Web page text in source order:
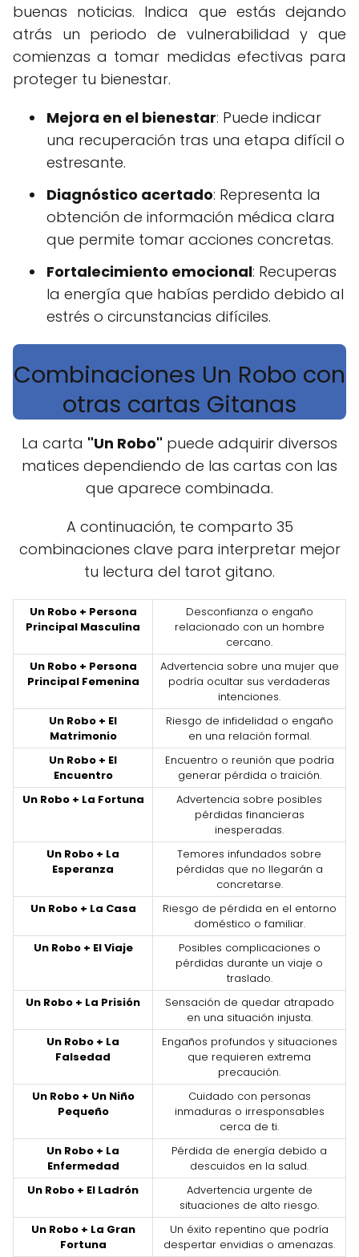
buenas noticias. Indica que estás dejando
atrás un periodo de vulnerabilidad y que
comienzas a tomar medidas efectivas para
proteger tu bienestar.
Mejora en el bienestar: Puede indicar
una recuperación tras una etapa difícil o
estresante.
Diagnóstico acertado: Representa la
obtención de información médica clara
que permite tomar acciones concretas.
Fortalecimiento emocional: Recuperas
la energía que habías perdido debido al
estrés o circunstancias difíciles.
Combinaciones Un Robo con
otras cartas Gitanas
La carta "Un Robo" puede adquirir diversos
matices dependiendo de las cartas con las
que aparece combinada.
A continuación, te comparto 35
combinaciones clave para interpretar mejor
tu lectura del tarot gitano.
Un Robo + Persona
Principal Masculina
Desconfianza o engaño
relacionado con un hombre
cercano.
Un Robo + Persona
Principal Femenina
Advertencia sobre una mujer que
podría ocultar sus verdaderas
intenciones.
Un Robo + El
Matrimonio
Riesgo de infidelidad o engaño
en una relación formal.
Un Robo + El
Encuentro
Encuentro o reunión que podría
generar pérdida o traición.
Un Robo + La Fortuna
Advertencia sobre posibles
pérdidas financieras
inesperadas.
Un Robo + La
Esperanza
Temores infundados sobre
pérdidas que no llegarán a
concretarse.
Un Robo + La Casa
Riesgo de pérdida en el entorno
doméstico o familiar.
Un Robo + El Viaje
Posibles complicaciones o
pérdidas durante un viaje o
traslado.
Un Robo + La Prisión
Sensación de quedar atrapado
en una situación injusta.
Un Robo + La
Falsedad
Engaños profundos y situaciones
que requieren extrema
precaución.
Un Robo + Un Niño
Pequeño
Cuidado con personas
inmaduras o irresponsables
cerca de ti.
Un Robo + La
Enfermedad
Pérdida de energía debido a
descuidos en la salud.
Un Robo + El Ladrón
Advertencia urgente de
situaciones de alto riesgo.
Un Robo + La Gran
Fortuna
Un éxito repentino que podría
despertar envidias o amenazas.